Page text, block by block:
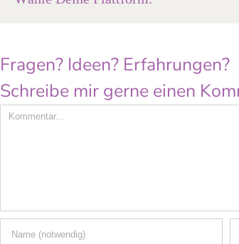
Fragen? Ideen? Erfahrungen?
Schreibe mir gerne einen
Comment